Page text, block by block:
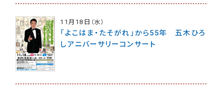
11月18日 （水）
「よこはま・たそがれ」から55年 五木ひろ
しアニバーサリーコンサート